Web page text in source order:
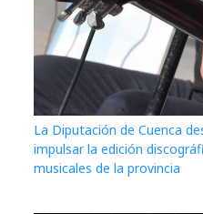
La Diputación de Cuenca
impulsar la edición
musicales de la provincia